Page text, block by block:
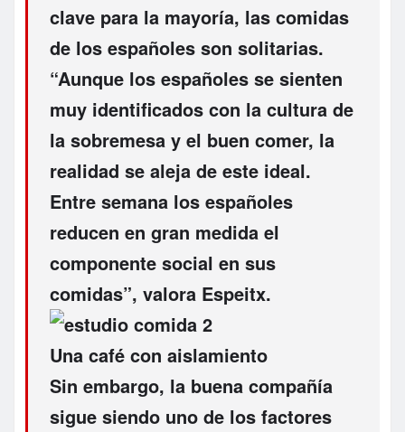
clave para la mayoría, las comidas
de los españoles son solitarias.
“Aunque los españoles se sienten
muy identificados con la cultura de
la sobremesa y el buen comer, la
realidad se aleja de este ideal.
Entre semana los españoles
reducen en gran medida el
componente social en sus
comidas”, valora Espeitx.
Una café con aislamiento
Sin embargo, la buena compañía
sigue siendo uno de los factores